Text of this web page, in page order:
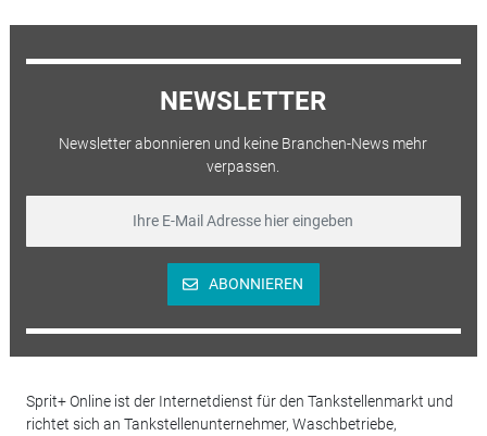
NEWSLETTER
Newsletter abonnieren und keine Branchen-News mehr
verpassen.
ABONNIEREN
Sprit+ Online ist der Internetdienst für den Tankstellenmarkt und
richtet sich an Tankstellenunternehmer, Waschbetriebe,